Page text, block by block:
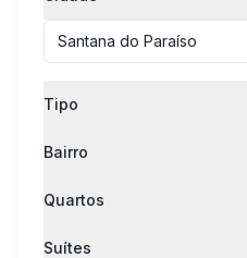
Santana do Paraíso
Tipo
Bairro
Quartos
Suítes